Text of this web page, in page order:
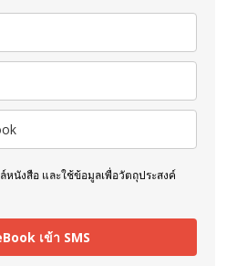
หนังสือ และใช้ข้อมูลเพื่อวัตถุประสงค์
เข้า SMS